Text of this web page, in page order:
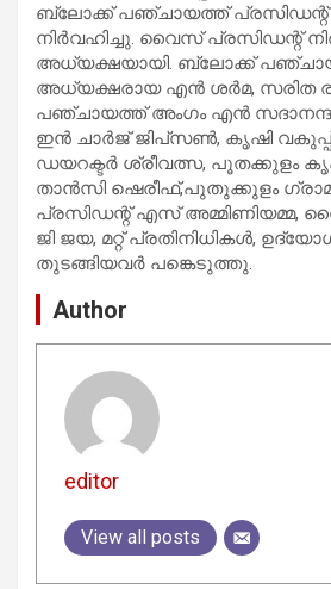
ബ്ലോക്ക് പഞ്ചായത്ത് പ്രസിഡന്റ്
നിര്‍വഹിച്ചു. വൈസ് പ്രസിഡന്റ്
അധ്യക്ഷയായി. ബ്ലോക്ക്
അധ്യക്ഷരായ എന്‍ ശര്‍മ, സരിത
പഞ്ചായത്ത് അംഗം എന്‍
ഇന്‍ ചാര്‍ജ് ജിപ്‌സണ്‍, കൃഷി വകുപ്പ്
ഡയറക്ടര്‍ ശ്രീവത്സ, പൂതക്കുളം
താന്‍സി ഷെരീഫ്,പുതുക്കുളം
പ്രസിഡന്റ് എസ് അമ്മിണിയമ്മ,
ജി ജയ, മറ്റ് പ്രതിനിധികള്‍,
തുടങ്ങിയവര്‍ പങ്കെടുത്തു.
Author
editor
View all posts